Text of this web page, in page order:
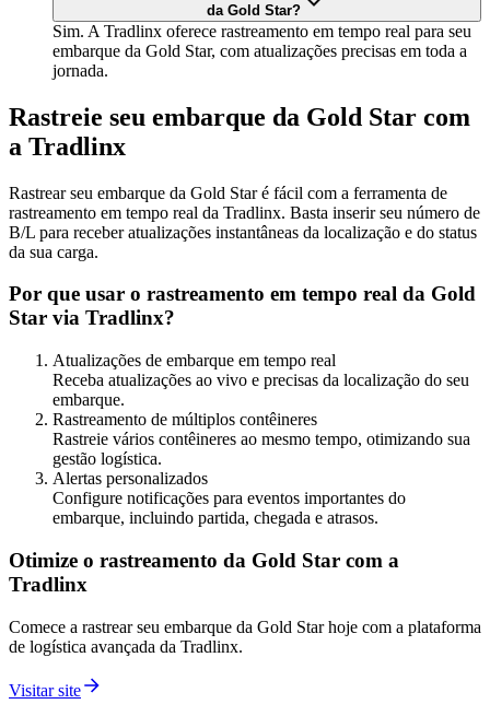
da Gold Star?
Sim. A Tradlinx oferece rastreamento em tempo real para seu
embarque da Gold Star, com atualizações precisas em toda a
jornada.
Rastreie seu embarque da Gold Star com
a Tradlinx
Rastrear seu embarque da Gold Star é fácil com a ferramenta de
rastreamento em tempo real da Tradlinx. Basta inserir seu número de
B/L para receber atualizações instantâneas da localização e do status
da sua carga.
Por que usar o rastreamento em tempo real da Gold
Star via Tradlinx?
Atualizações de embarque em tempo real
Receba atualizações ao vivo e precisas da localização do seu
embarque.
Rastreamento de múltiplos contêineres
Rastreie vários contêineres ao mesmo tempo, otimizando sua
gestão logística.
Alertas personalizados
Configure notificações para eventos importantes do
embarque, incluindo partida, chegada e atrasos.
Otimize o rastreamento da Gold Star com a
Tradlinx
Comece a rastrear seu embarque da Gold Star hoje com a plataforma
de logística avançada da Tradlinx.
Visitar site